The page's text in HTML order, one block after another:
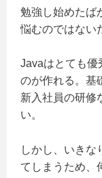
勉強し始めたば
悩むのではない
Javaはとても優
のが作れる。基
新入社員の研修
い。
しかし、いきな
てしまうため、